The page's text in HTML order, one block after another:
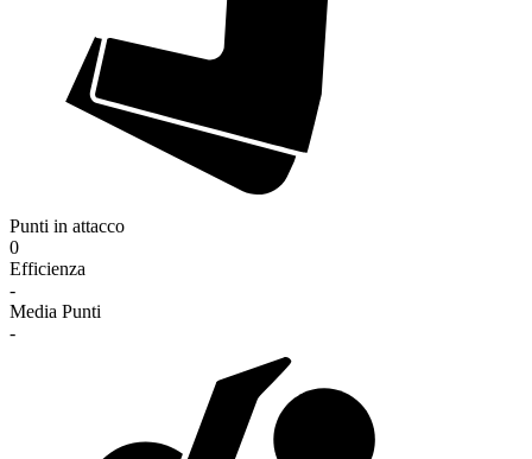
Punti in attacco
0
Efficienza
-
Media Punti
-